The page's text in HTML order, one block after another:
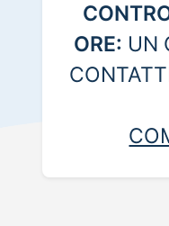
ORE: UN